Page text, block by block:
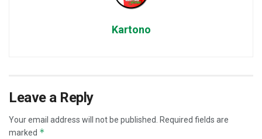
Kartono
Leave a Reply
Your email address will not be published. Required fields are
marked *